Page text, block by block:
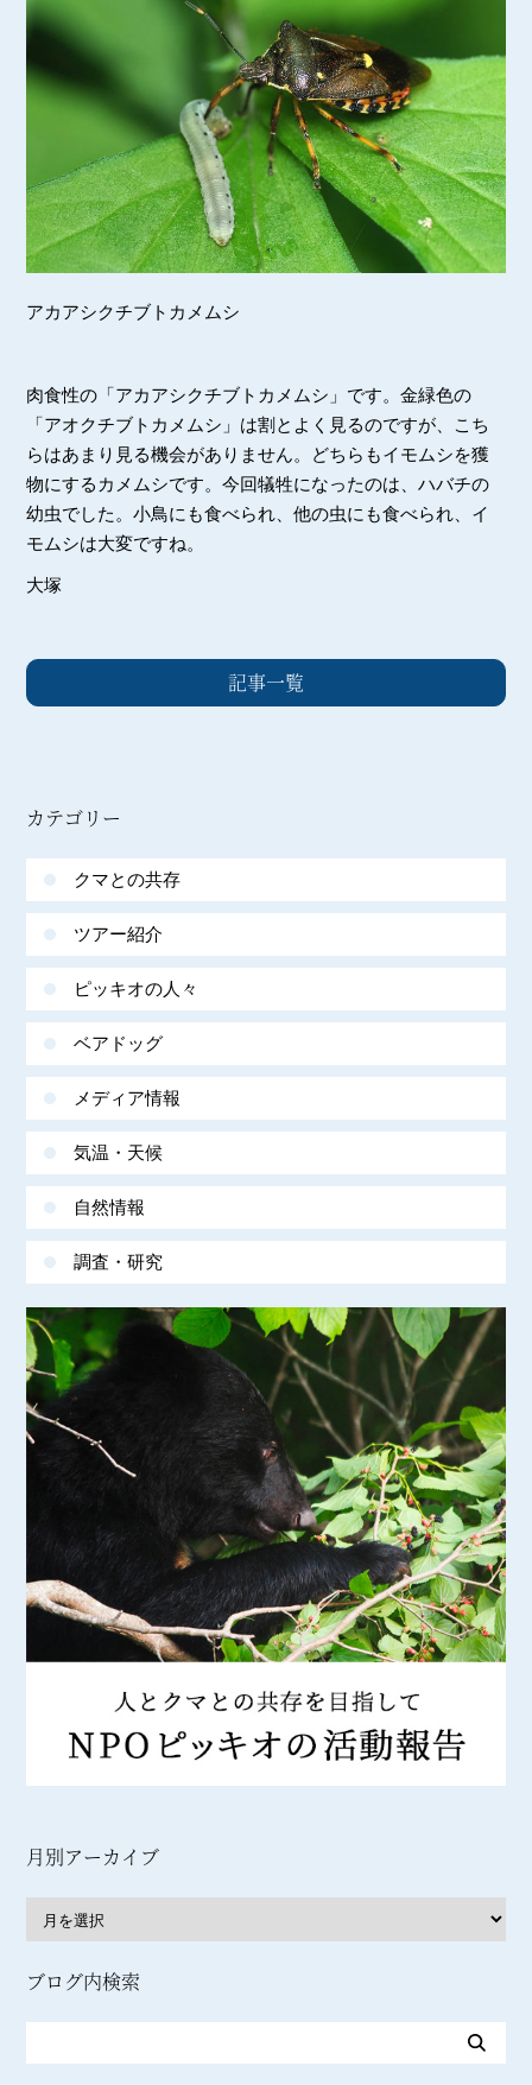
アカアシクチブトカメムシ
肉食性の「アカアシクチブトカメムシ」です。金緑色の
「アオクチブトカメムシ」は割とよく見るのですが、こち
らはあまり見る機会がありません。どちらもイモムシを獲
物にするカメムシです。今回犠牲になったのは、ハバチの
幼虫でした。小鳥にも食べられ、他の虫にも食べられ、イ
モムシは大変ですね。
大塚
記事一覧
カテゴリー
クマとの共存
ツアー紹介
ピッキオの人々
ベアドッグ
メディア情報
気温・天候
自然情報
調査・研究
月別アーカイブ
ブログ内検索